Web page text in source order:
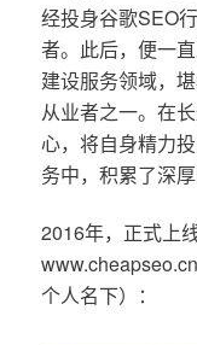
经投身谷歌SEO
者。此后，便一
建设服务领域，
从业者之一。在
心，将自身精力
务中，积累了深
2016年，正式上
个人名下）：